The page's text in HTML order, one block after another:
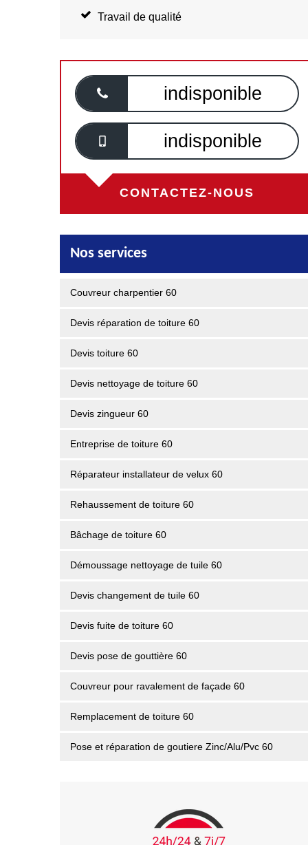
Travail de qualité
indisponible
indisponible
CONTACTEZ-NOUS
Nos services
Couvreur charpentier 60
Devis réparation de toiture 60
Devis toiture 60
Devis nettoyage de toiture 60
Devis zingueur 60
Entreprise de toiture 60
Réparateur installateur de velux 60
Rehaussement de toiture 60
Bâchage de toiture 60
Démoussage nettoyage de tuile 60
Devis changement de tuile 60
Devis fuite de toiture 60
Devis pose de gouttière 60
Couvreur pour ravalement de façade 60
Remplacement de toiture 60
Pose et réparation de goutiere Zinc/Alu/Pvc 60